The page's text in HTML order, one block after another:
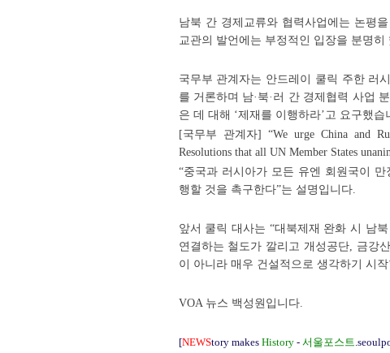
남북 간 경제교류와 협력사업에는 논평
교관의 발언에는 부정적인 입장을 분명히
국무부 관계자는 안드레이 쿨릭 주한 러
를 거론하며 남·북·러 간 경제협력 사업
은 데 대해 ‘제재를 이행하라’고 요구했습
[국무부 관계자] “We urge China and
Resolutions that all UN Member States
“중국과 러시아가 모든 유엔 회원국이
행할 것을 촉구한다”는 설명입니다.
앞서 쿨릭 대사는 “대북제재 완화 시 남
연결하는 철도가 깔리고 개성공단, 금강
이 아니라 매우 건설적으로 생각하기 시
VOA 뉴스 백성원입니다.
[NEWStory makes History- 서울포스트